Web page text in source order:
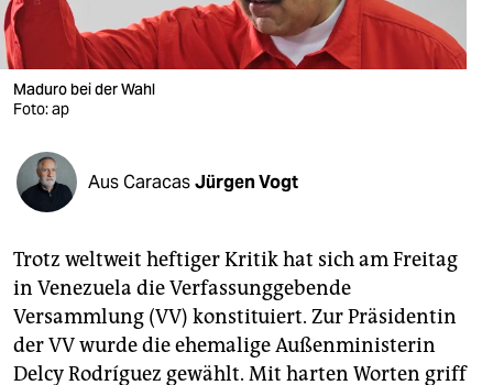
verlag
verlag
veranstaltungen
shop
fragen & hilfe
unterstützen
abo
genossenschaft
epaper login
Maduro bei der Wahl
Foto: ap
Aus CaracasJürgen Vogt
Trotz weltweit heftiger Kritik hat sich am Freitag
in Venezuela die Verfassunggebende
Versammlung (VV) konstituiert. Zur Präsidentin
der VV wurde die ehemalige Außenministerin
Delcy Rodríguez gewählt. Mit harten Worten griff